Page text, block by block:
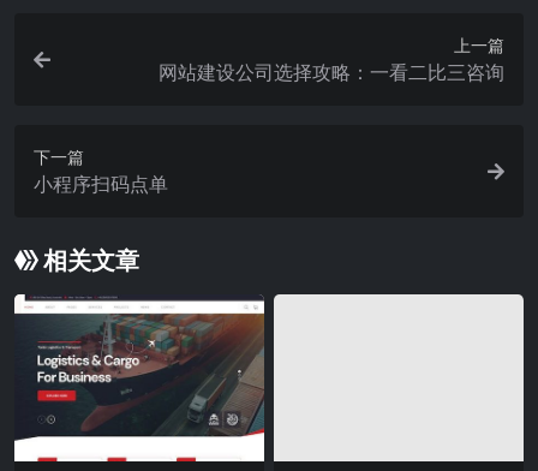
上一篇
网站建设公司选择攻略：一看二比三咨询
下一篇
小程序扫码点单
相关文章